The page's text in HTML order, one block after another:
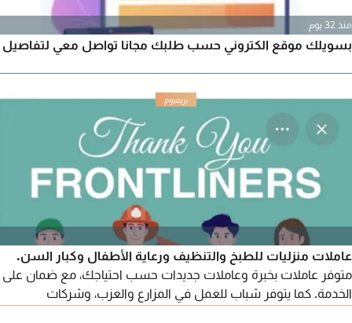
منذ 32 يوم
بسويلك موقع الكتروني حسب طلبك مجانا تواصل معي لتفاصيل
عاملات منزليات للطبخ والتنظيف ورعاية الأطفال وكبار السن.
متوفر عاملات بخبرة وعاملات جديدات حسب احتياجك، مع ضمان على
الخدمة. كما يتوفر شباب للعمل في المزارع والعزب، وشركات